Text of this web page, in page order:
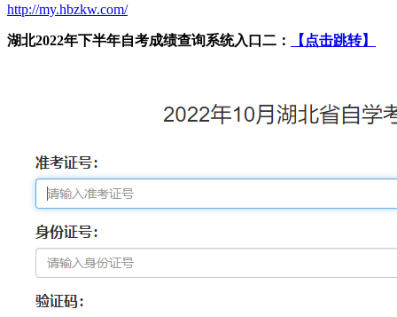
http://my.hbzkw.com/
湖北2022年下半年自考成绩查询系统入口二： 【点击跳转】